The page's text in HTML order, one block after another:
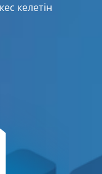
келетін